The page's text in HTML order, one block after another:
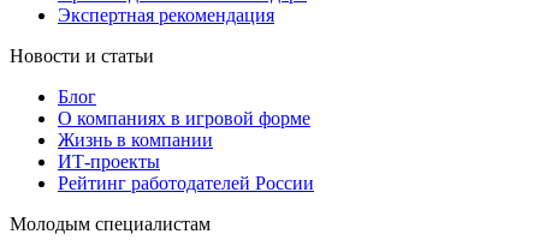
Экспертная рекомендация
Новости и статьи
Блог
О компаниях в игровой форме
Жизнь в компании
ИТ-проекты
Рейтинг работодателей России
Молодым специалистам